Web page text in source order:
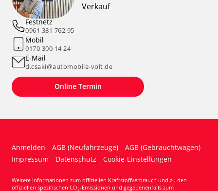
Verkauf
Festnetz
0961 381 762 95
Mobil
0170 300 14 24
E-Mail
d.csaki@automobile-voit.de
Online Termin
Anmelden AGB (Neufahrzeuge)
AGB (Gebrauchtwagen)
Impressum
Datenschutz Cookie-Einstellungen
Weitere Informationen zum offiziellen Kraftstoffverbrauch und zu den
offiziellen spezifischen CO2-Emissionen und gegebenenfalls zum